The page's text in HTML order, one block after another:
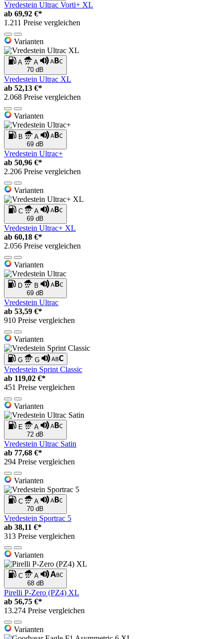
Vredestein Ultrac Vorti+ XL
ab 69,92 €*
1.211 Preise vergleichen
Varianten
A
A
70 dB
Vredestein Ultrac XL
ab 52,13 €*
2.068 Preise vergleichen
Varianten
B
A
69 dB
Vredestein Ultrac+
ab 50,96 €*
2.206 Preise vergleichen
Varianten
C
A
69 dB
Vredestein Ultrac+ XL
ab 60,18 €*
2.056 Preise vergleichen
Varianten
D
B
69 dB
Vredestein Ultrac
ab 53,59 €*
910 Preise vergleichen
Varianten
G G
Vredestein Sprint Classic
ab 119,02 €*
451 Preise vergleichen
Varianten
E
A
72 dB
Vredestein Ultrac Satin
ab 77,68 €*
294 Preise vergleichen
Varianten
C
A
70 dB
Vredestein Sportrac 5
ab 38,11 €*
313 Preise vergleichen
Varianten
C
A
68 dB
Pirelli P-Zero (PZ4) XL
ab 56,75 €*
13.274 Preise vergleichen
Varianten